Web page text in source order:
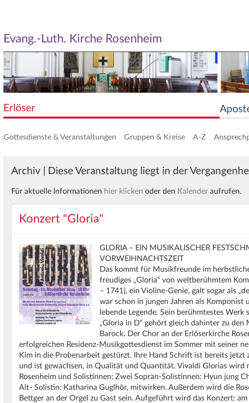
Evang.-Luth. Kirche Rosenheim
Erlöser
Gottesdienste & Veranstaltungen Gruppen & Kreise A-Z
Archiv | Diese Veranstaltung liegt in der
Für aktuelle Informationen hier klicken oder den Kalenderaufrufen.
Konzert "Gloria"
GLORIA– EIN MUSIKALISCHER
VORWEIHNACHTSZEIT
Das kommt für Musikfreunde im
freudiges „Gloria“ von weltberühmtem
– 1741), ein Violine-Genie, galt sogar als
war schon in jungen Jahren als Komponist
lebende Legende. Sein berühmtestes Werk
„Gloria in D“ gehört gleich dahinter zu
Barock. Der Chor an der Erlöserkirche
erfolgreichen Residenz-Musikgottesdienst im Sommer mit seiner
Kim in die Probenarbeit gestürzt. Ihre Hand Schrift ist bereits jetzt
und ist gewachsen, in Qualität und Quantität. Vivaldi Glorias wird
Rosenheim und Solistinnen; Zwei Sopran-Solistinnen: Hyun jung
Alt- Solistin: Katharina Guglhör, mitwirken. Außerdem wird die
Bettger an der Orgel zu Gast sein. Aufgeführt wird das Konzert: